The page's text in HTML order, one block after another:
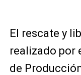
El rescate y
realizado por
de